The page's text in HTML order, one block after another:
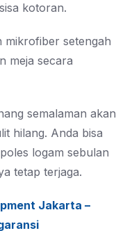
kotoran.
mikrofiber setengah
meja secara
semalaman akan
hilang. Anda bisa
logam sebulan
tetap terjaga.
Jakarta –